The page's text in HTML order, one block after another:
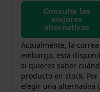
Consulte las
mejores
alternativas
Actualmente, la
embargo, está
si quieres saber
producto en stock.
elegir una alternativa